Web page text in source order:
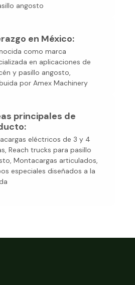
angosto
en México:
como marca
en aplicaciones de
y pasillo angosto,
por Amex Machinery
principales de
eléctricos de 3 y 4
Reach trucks para pasillo
Montacargas articulados,
especiales diseñados a la